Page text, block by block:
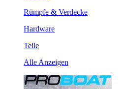
Rümpfe & Verdecke
Hardware
Teile
Alle Anzeigen